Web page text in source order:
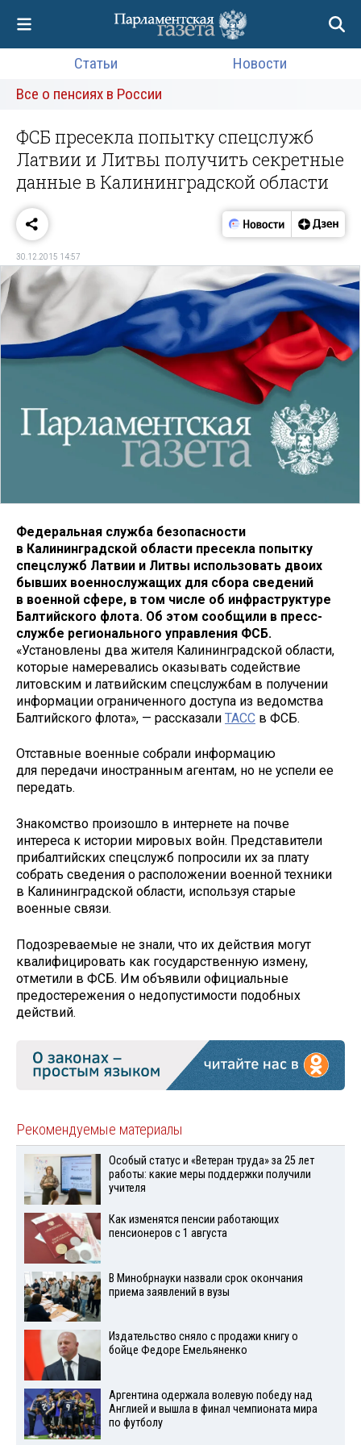
Статьи
Новости
Все о пенсиях в России
ФСБ пресекла попытку спецслужб
Латвии и Литвы получить секретные
данные в Калининградской области
30.12.2015 14:57
Федеральная служба безопасности
в Калининградской области пресекла попытку
спецслужб Латвии и Литвы использовать двоих
бывших военнослужащих для сбора сведений
в военной сфере, в том числе об инфраструктуре
Балтийского флота. Об этом сообщили в пресс-
службе регионального управления ФСБ.
«Установлены два жителя Калининградской области,
которые намеревались оказывать содействие
литовским и латвийским спецслужбам в получении
информации ограниченного доступа из ведомства
Балтийского флота», — рассказали ТАСС в ФСБ.
Отставные военные собрали информацию
для передачи иностранным агентам, но не успели ее
передать.
Знакомство произошло в интернете на почве
интереса к истории мировых войн. Представители
прибалтийских спецслужб попросили их за плату
собрать сведения о расположении военной техники
в Калининградской области, используя старые
военные связи.
Подозреваемые не знали, что их действия могут
квалифицировать как государственную измену,
отметили в ФСБ. Им объявили официальные
предостережения о недопустимости подобных
действий.
Рекомендуемые материалы
Особый статус и «Ветеран труда» за 25 лет
работы: какие меры поддержки получили
учителя
Как изменятся пенсии работающих
пенсионеров с 1 августа
В Минобрнауки назвали срок окончания
приема заявлений в вузы
Издательство сняло с продажи книгу о
бойце Федоре Емельяненко
Аргентина одержала волевую победу над
Англией и вышла в финал чемпионата мира
по футболу